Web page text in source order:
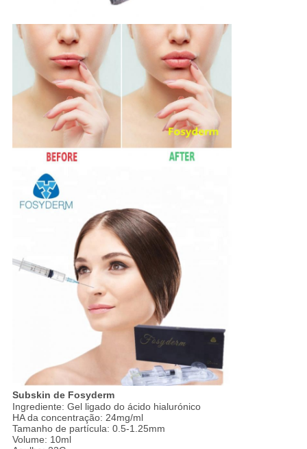
Subskin de Fosyderm
Ingrediente: Gel ligado do ácido hialurónico
HA da concentração: 24mg/ml
Tamanho de partícula: 0.5-1.25mm
Volume: 10ml